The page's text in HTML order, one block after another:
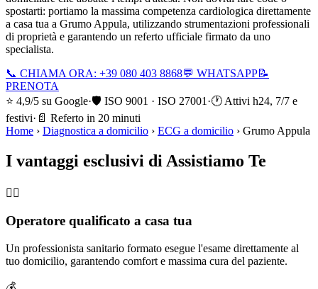
spostarti: portiamo la massima competenza cardiologica direttamente
a casa tua a Grumo Appula, utilizzando strumentazioni professionali
di proprietà e garantendo un referto ufficiale firmato da uno
specialista.
📞 CHIAMA ORA: +39 080 403 8868💬 WHATSAPP📝
PRENOTA
⭐ 4,9/5 su Google·🛡️ ISO 9001 · ISO 27001 ·🕐 Attivi h24, 7/7 e
festivi· 📄 Referto in 20 minuti
Home › Diagnostica a domicilio › ECG a domicilio › Grumo Appula
I vantaggi esclusivi di Assistiamo Te
🧑‍⚕️
Operatore qualificato a casa tua
Un professionista sanitario formato esegue l'esame direttamente al
tuo domicilio, garantendo comfort e massima cura del paziente.